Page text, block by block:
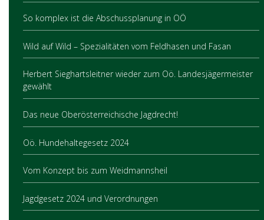
So komplex ist die Abschussplanung in OÖ
Wild auf Wild – Spezialitäten vom Feldhasen und Fasan
Herbert Sieghartsleitner wieder zum Oö. Landesjägermeister
gewählt
Das neue Oberösterreichische Jagdrecht!
Oö. Hundehaltegesetz 2024
Vom Konzept bis zum Weidmannsheil
Jagdgesetz 2024 und Verordnungen